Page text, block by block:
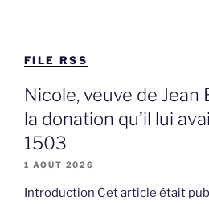
FILE RSS
Nicole, veuve de Jean
la donation qu’il lui
1503
1 AOÛT 2026
Introduction Cet article était